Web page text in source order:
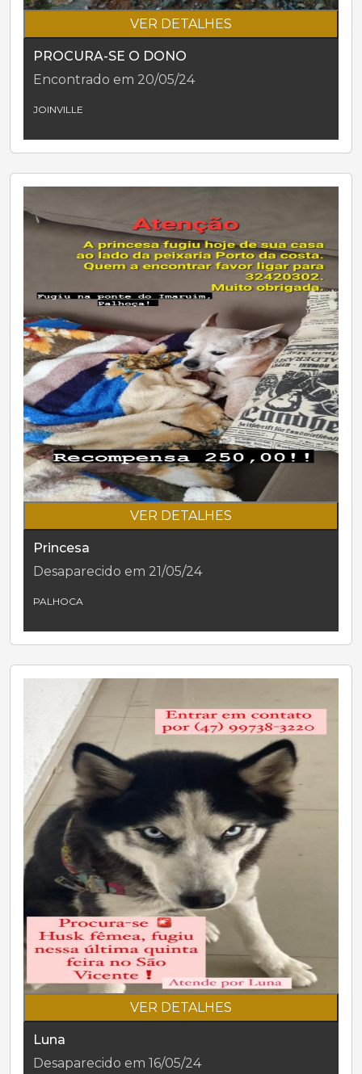
VER DETALHES
PROCURA-SE O DONO
Encontrado em 20/05/24
JOINVILLE
VER DETALHES
Princesa
Desaparecido em 21/05/24
PALHOCA
VER DETALHES
Luna
Desaparecido em 16/05/24